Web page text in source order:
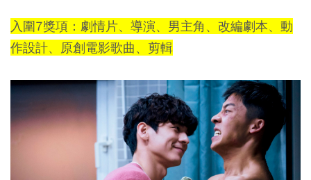
入圍7獎項：劇情片、導演、男主角、改編劇本、動
作設計、原創電影歌曲、剪輯